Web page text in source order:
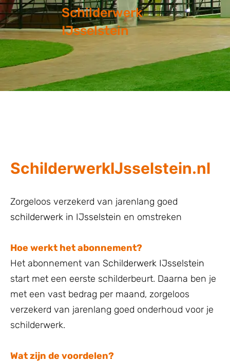
Schilderwerk
IJsselstein
SchilderwerkIJsselstein.nl
Zorgeloos verzekerd van jarenlang goed
schilderwerk in IJsselstein en omstreken
Hoe werkt het abonnement?​
Het abonnement van Schilderwerk IJsselstein
start met een eerste schilderbeurt. Daarna ben je
met een vast bedrag per maand, zorgeloos
verzekerd van jarenlang goed onderhoud voor je
schilderwerk.
Wat zijn de voordelen?